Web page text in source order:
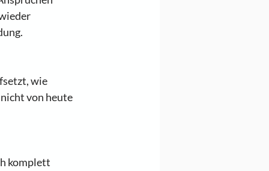
wie
von heute
komplett